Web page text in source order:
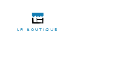
LA BOUTIQUE